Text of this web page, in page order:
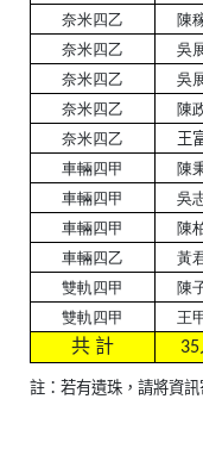
奈米四乙
陳
奈米四乙
吳
奈米四乙
吳
奈米四乙
陳
奈米四乙
王
車輛四甲
陳
車輛四甲
吳
車輛四甲
陳
車輛四乙
黃
雙軌四甲
陳
雙軌四甲
王
共 計 35
註 ：若有遺珠，請將資訊